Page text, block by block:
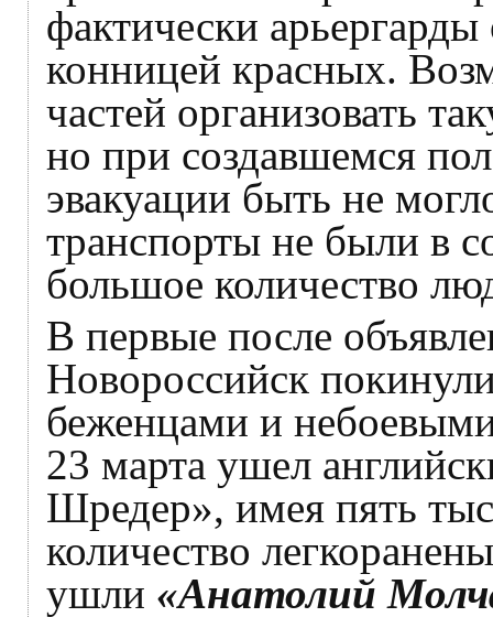
фактически
конницей красных.
частей организовать
но при создавшемся
эвакуации быть не
транспорты не были в
большое количество
В первые после
Новороссийск
беженцами и
23 марта ушел
Шредер», имея пять
количество
ушли «Анатолий